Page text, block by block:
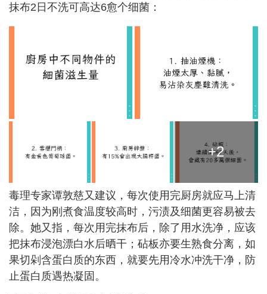
抹布2日不洗可高达6愈个细菌：
+2
毒理专家谭敦慈又建议，每次使用完厨房就应马上清
洁，因为刚煮食温度较高时，污渍及细菌更容易被去
除。她又指，每次用完抹布后，除了用水洗净，应该
把抹布浸泡漂白水后晒干；砧板亦要生熟食分离，如
果切剁含蛋白质的东西，就要先用冷水冲洗干净，防
止蛋白质遇热凝固。